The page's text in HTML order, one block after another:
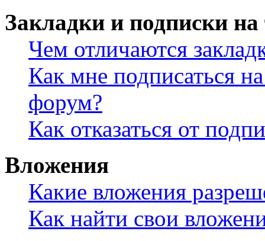
Закладки и подписки
Чем отличаются
Как мне подписаться
форум?
Как отказаться от
Вложения
Какие вложения
Как найти свои